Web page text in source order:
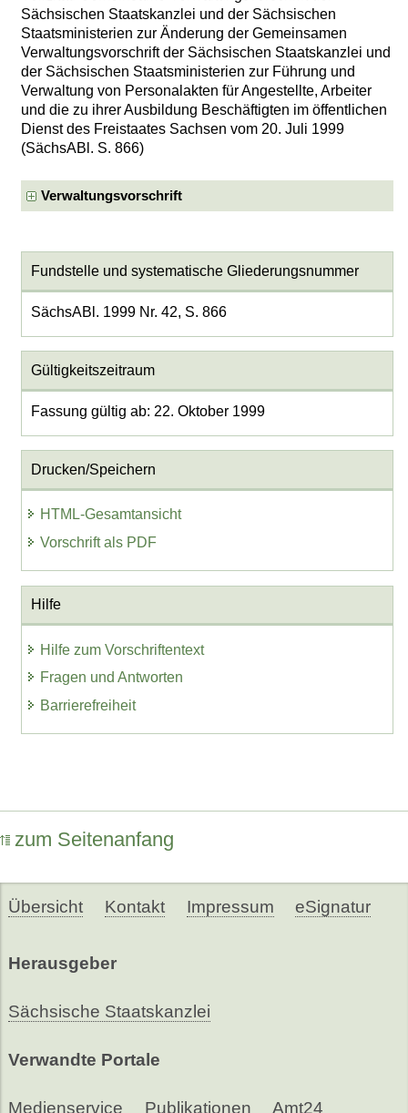
Sächsischen Staatskanzlei und der Sächsischen
Staatsministerien zur Änderung der Gemeinsamen
Verwaltungsvorschrift der Sächsischen Staatskanzlei und
der Sächsischen Staatsministerien zur Führung und
Verwaltung von Personalakten für Angestellte, Arbeiter
und die zu ihrer Ausbildung Beschäftigten im öffentlichen
Dienst des Freistaates Sachsen vom 20. Juli 1999
(SächsABl. S. 866)
Verwaltungsvorschrift
Fundstelle und systematische Gliederungsnummer
SächsABl. 1999 Nr. 42, S. 866
Gültigkeitszeitraum
Fassung gültig ab: 22. Oktober 1999
Drucken/Speichern
HTML-Gesamtansicht
Vorschrift als PDF
Hilfe
Hilfe zum Vorschriftentext
Fragen und Antworten
Barrierefreiheit
zum Seitenanfang
Übersicht Kontakt Impressum eSignatur
Herausgeber
Sächsische Staatskanzlei
Verwandte Portale
Medienservice Publikationen Amt24